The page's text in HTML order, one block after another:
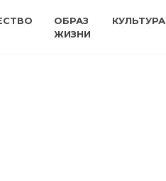
ОБРАЗ
ЖИЗНИ
КУЛЬТУРА